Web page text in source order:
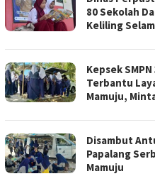
80 Sekolah
Keliling
Kepsek
Terbantu
Mamuju,
Disambut
Papalang
Mamuju